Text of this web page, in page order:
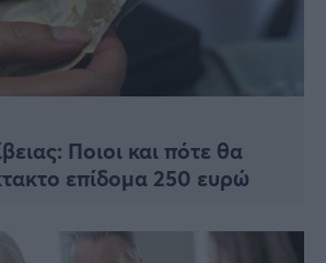
Ποιοι και πότε θα
επίδομα 250 ευρώ